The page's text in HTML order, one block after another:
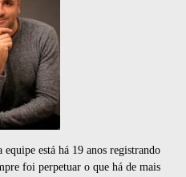
está há 19 anos registrando
foi perpetuar o que há de mais